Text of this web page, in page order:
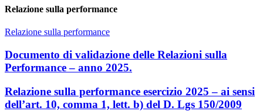
Relazione sulla performance
Relazione sulla performance
Documento di validazione delle Relazioni sulla
Performance – anno 2025.
Relazione sulla performance esercizio 2025 – ai sensi
dell’art. 10, comma 1, lett. b) del D. Lgs 150/2009